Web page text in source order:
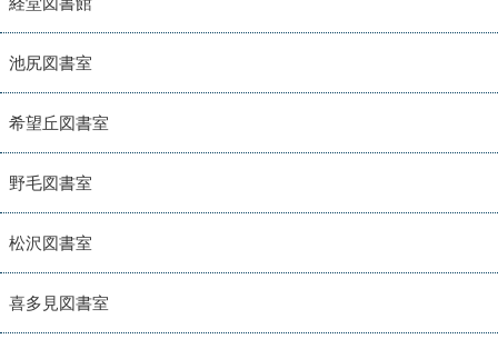
池尻図書室
希望丘図書室
野毛図書室
松沢図書室
喜多見図書室